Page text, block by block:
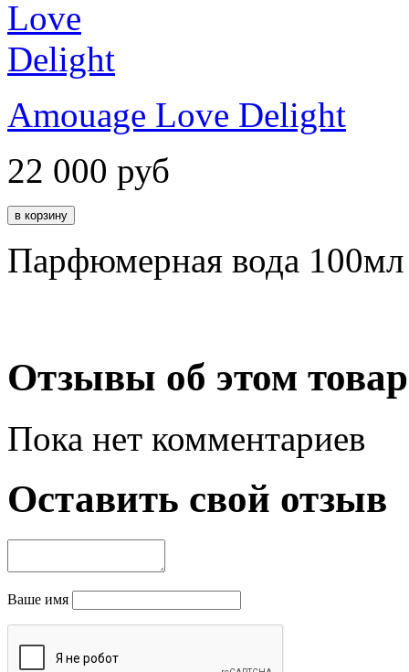
Amouage Love Delight
22 000 руб
Парфюмерная вода 100мл
Отзывы об этом
Пока нет комментариев
Оставить свой отзыв
Ваше имя